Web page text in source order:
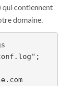
qui contiennent
domaine.